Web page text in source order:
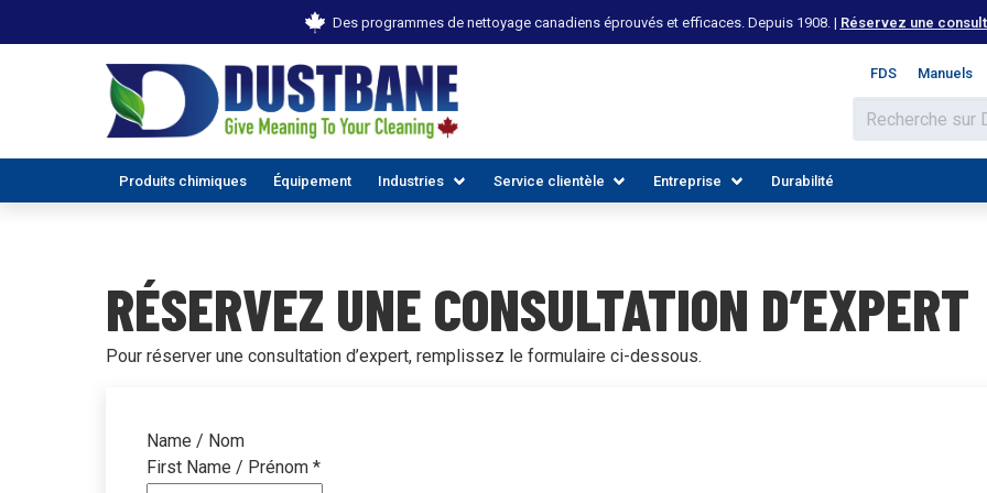
Des programmes de nettoyage canadiens éprouvés et efficaces. Depuis 1908. | Réservez une
FDS Manuels
Produits chimiques Équipement Industries Service clientèle Entreprise Durabilité
RÉSERVEZ UNE CONSULTATION D’EXPERT
Pour réserver une consultation d’expert, remplissez le formulaire ci-dessous.
Name / Nom
First Name / Prénom *